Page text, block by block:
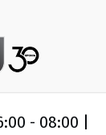
- 08:00 |